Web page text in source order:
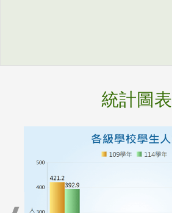
統計圖表